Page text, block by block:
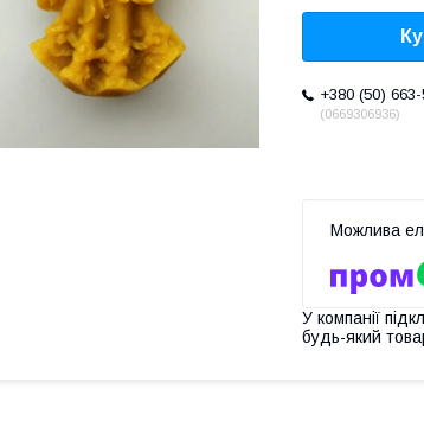
+380 (50)
0669306936
У компанії
будь-який